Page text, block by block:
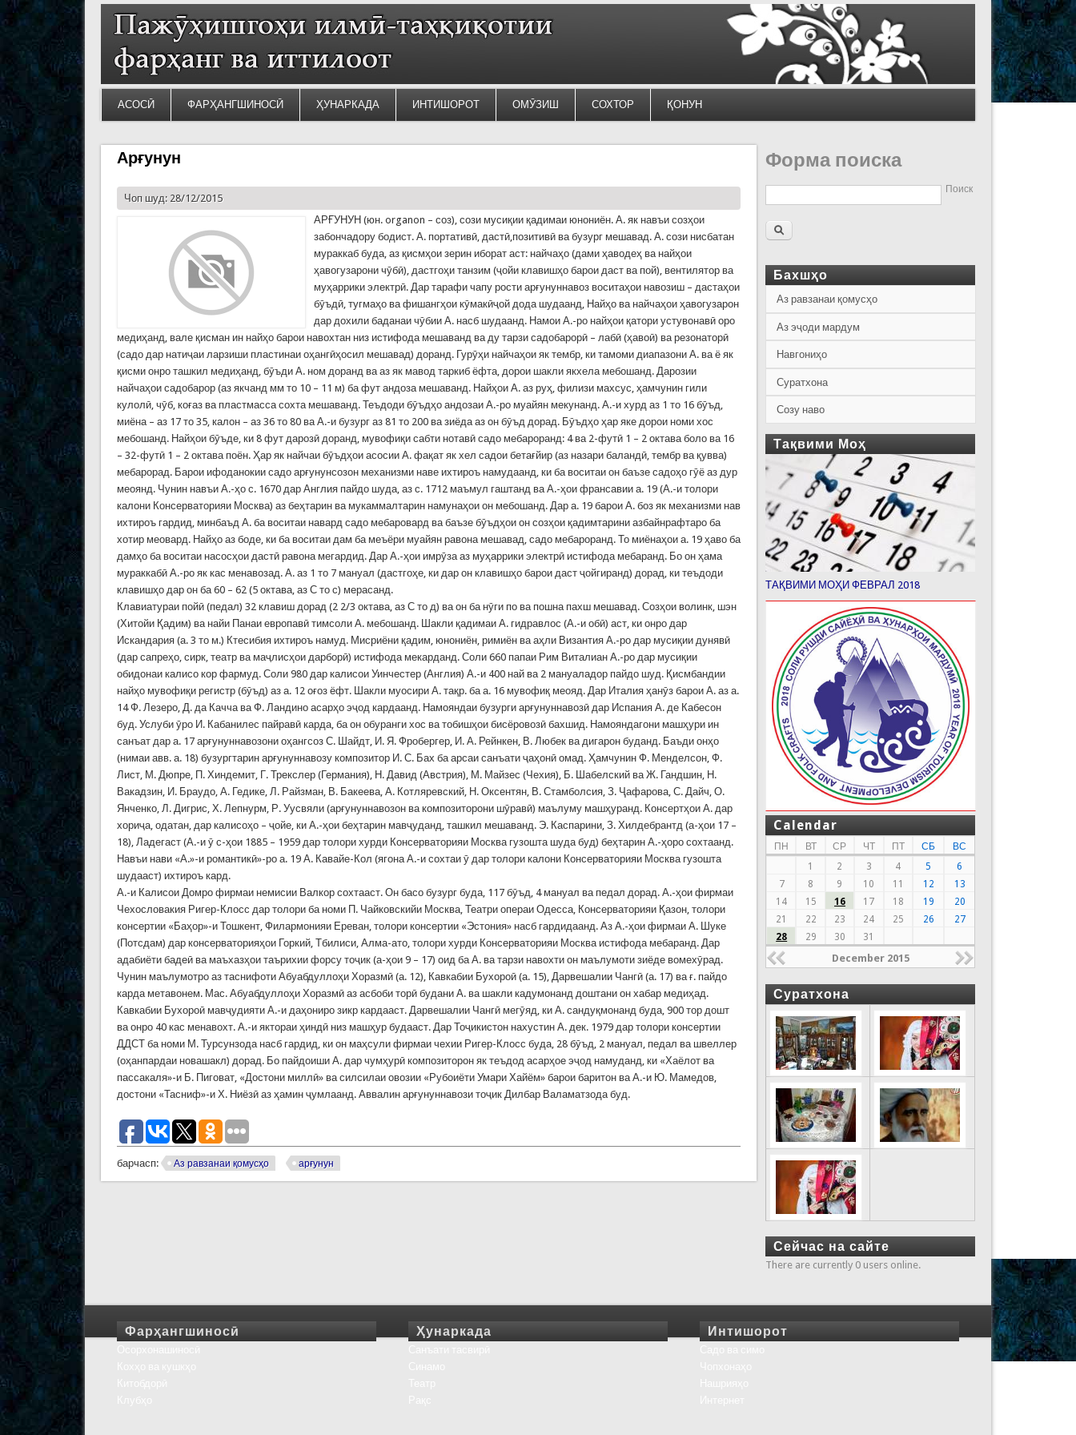
АСОСӢ ФАРҲАНГШИНОСӢ ҲУНАРКАДА ИНТИШОРОТ ОМӮЗИШ СОХТОР ҚОНУН
Арғунун
Чоп шуд: 28/12/2015
АРҒУНУН (юн. organon – соз), сози мусиқии қадимаи юнониён. А. як навъи созҳои
забончадору бодист. А. портативӣ, дастӣ,позитивӣ ва бузург мешавад. А. сози нисбатан
мураккаб буда, аз қисмҳои зерин иборат аст: найчаҳо (дами ҳаводеҳ ва найҳои
ҳавогузарони чӯбӣ), дастгоҳи танзим (ҷойи клавишҳо барои даст ва пой), вентилятор ва
муҳаррики электрӣ. Дар тарафи чапу рости арғунуннавоз воситаҳои навозиш – дастаҳои
бӯъдӣ, тугмаҳо ва фишангҳои кӯмакӣҷой дода шудаанд, Найҳо ва найчаҳои ҳавогузарон
дар дохили баданаи чӯбии А. насб шудаанд. Намои А.-ро найҳои қатори устувонавӣ оро
медиҳанд, вале қисман ин найҳо барои навохтан низ истифода мешаванд ва ду тарзи садобарорӣ – лабӣ (ҳавоӣ) ва резонаторӣ
(садо дар натиҷаи ларзиши пластинаи оҳангӣҳосил мешавад) доранд. Гурӯҳи найчаҳои як тембр, ки тамоми диапазони А. ва ё як
қисми онро ташкил медиҳанд, бӯъди А. ном доранд ва аз як мавод таркиб ёфта, дорои шакли якхела мебошанд. Дарозии
найчаҳои садобарор (аз якчанд мм то 10 – 11 м) ба фут андоза мешаванд. Найҳои А. аз руҳ, филизи махсус, ҳамчунин гили
кулолӣ, чӯб, коғаз ва пластмасса сохта мешаванд. Теъдоди бӯъдҳо андозаи А.-ро муайян мекунанд. А.-и хурд аз 1 то 16 бӯъд,
миёна – аз 17 то 35, калон – аз 36 то 80 ва А.-и бузург аз 81 то 200 ва зиёда аз он бӯъд дорад. Бӯъдҳо ҳар яке дорои номи хос
мебошанд. Найҳои бӯъде, ки 8 фут дарозӣ доранд, мувофиқи сабти нотавӣ садо мебароранд: 4 ва 2-футӣ 1 – 2 октава боло ва 16
– 32-футӣ 1 – 2 октава поён. Ҳар як найчаи бӯъдҳои асосии А. фақат як хел садои бетағйир (аз назари баландӣ, тембр ва қувва)
мебарорад. Барои ифоданокии садо арғунунсозон механизми наве ихтироъ намудаанд, ки ба воситаи он баъзе садоҳо гӯё аз дур
меоянд. Чунин навъи А.-ҳо с. 1670 дар Англия пайдо шуда, аз с. 1712 маъмул гаштанд ва А.-ҳои франсавии а. 19 (А.-и толори
калони Консерваторияи Москва) аз беҳтарин ва мукаммалтарин намунаҳои он мебошанд. Дар а. 19 барои А. боз як механизми нав
ихтироъ гардид, минбаъд А. ба воситаи навард садо мебаровард ва баъзе бӯъдҳои он созҳои қадимтарини азбайнрафтаро ба
хотир меовард. Найҳо аз боде, ки ба воситаи дам ба меъёри муайян равона мешавад, садо мебароранд. То миёнаҳои а. 19 ҳаво ба
дамҳо ба воситаи насосҳои дастӣ равона мегардид. Дар А.-ҳои имрӯза аз муҳаррики электрӣ истифода мебаранд. Бо он ҳама
мураккабӣ А.-ро як кас менавозад. А. аз 1 то 7 мануал (дастгоҳе, ки дар он клавишҳо барои даст ҷойгиранд) дорад, ки теъдоди
клавишҳо дар он ба 60 – 62 (5 октава, аз С то с) мерасанд.
Клавиатураи пойӣ (педал) 32 клавиш дорад (2 2/3 октава, аз С то д) ва он ба нӯги по ва пошна пахш мешавад. Созҳои волинк, шэн
(Хитойи Қадим) ва найи Панаи европавӣ тимсоли А. мебошанд. Шакли қадимаи А. гидравлос (А.-и обӣ) аст, ки онро дар
Искандария (а. 3 то м.) Ктесибия ихтироъ намуд. Мисриёни қадим, юнониён, римиён ва аҳли Византия А.-ро дар мусиқии дунявӣ
(дар сапреҳо, сирк, театр ва маҷлисҳои дарборӣ) истифода мекарданд. Соли 660 папаи Рим Виталиан А.-ро дар мусиқии
обидонаи калисо кор фармуд. Соли 980 дар калисои Уинчестер (Англия) А.-и 400 най ва 2 мануаладор пайдо шуд. Қисмбандии
найҳо мувофиқи регистр (бӯъд) аз а. 12 оғоз ёфт. Шакли муосири А. тақр. ба а. 16 мувофиқ меояд. Дар Италия ҳанӯз барои А. аз а.
14 Ф. Лезеро, Д. да Качча ва Ф. Ландино асарҳо эҷод кардаанд. Намояндаи бузурги арғунуннавозӣ дар Испания А. де Кабесон
буд. Услуби ӯро И. Кабанилес пайравӣ карда, ба он обуранги хос ва тобишҳои бисёровозӣ бахшид. Намояндагони машҳури ин
санъат дар а. 17 арғунуннавозони оҳангсоз С. Шайдт, И. Я. Фробергер, И. А. Рейнкен, В. Любек ва дигарон буданд. Баъди онҳо
(нимаи авв. а. 18) бузургтарин арғунуннавозу композитор И. С. Бах ба арсаи санъати ҷаҳонӣ омад. Ҳамчунин Ф. Менделсон, Ф.
Лист, М. Дюпре, П. Хиндемит, Г. Трекслер (Германия), Н. Давид (Австрия), М. Майзес (Чехия), Б. Шабелский ва Ж. Гандшин, Н.
Вакадзин, И. Браудо, А. Гедике, Л. Райзман, В. Бакеева, А. Котляревский, Н. Оксентян, В. Стамболсия, З. Ҷафарова, С. Дайч, О.
Янченко, Л. Дигрис, Х. Лепнурм, Р. Уусвяли (арғунуннавозон ва композиторони шӯравӣ) маълуму машҳуранд. Консертҳои А. дар
хориҷа, одатан, дар калисоҳо – ҷойе, ки А.-ҳои беҳтарин мавҷуданд, ташкил мешаванд. Э. Каспарини, З. Хилдебрантд (а-ҳои 17 –
18), Ладегаст (А.-и ӯ с-ҳои 1885 – 1959 дар толори хурди Консерваторияи Москва гузошта шуда буд) беҳтарин А.-ҳоро сохтаанд.
Навъи нави «А.»-и романтикӣ»-ро а. 19 А. Кавайе-Кол (ягона А.-и сохтаи ӯ дар толори калони Консерваторияи Москва гузошта
шудааст) ихтироъ кард.
А.-и Калисои Домро фирмаи немисии Валкор сохтааст. Он басо бузург буда, 117 бӯъд, 4 мануал ва педал дорад. А.-ҳои фирмаи
Чехословакия Ригер-Клосс дар толори ба номи П. Чайковскийи Москва, Театри операи Одесса, Консерваторияи Қазон, толори
консертии «Баҳор»-и Тошкент, Филармонияи Ереван, толори консертии «Эстония» насб гардидаанд. Аз А.-ҳои фирмаи А. Шуке
(Потсдам) дар консерваторияҳои Горкий, Тбилиси, Алма-ато, толори хурди Консерваторияи Москва истифода мебаранд. Дар
адабиёти бадеӣ ва маъхазҳои таърихии форсу тоҷик (а-ҳои 9 – 17) оид ба А. ва тарзи навохти он маълумоти зиёде вомехӯрад.
Чунин маълумотро аз таснифоти Абуабдуллоҳи Хоразмӣ (а. 12), Кавкабии Бухороӣ (а. 15), Дарвешалии Чангӣ (а. 17) ва ғ. пайдо
карда метавонем. Мас. Абуабдуллоҳи Хоразмӣ аз асбоби торӣ будани А. ва шакли кадумонанд доштани он хабар медиҳад.
Кавкабии Бухороӣ мавҷудияти А.-и даҳониро зикр кардааст. Дарвешалии Чангӣ мегӯяд, ки А. сандуқмонанд буда, 900 тор дошт
ва онро 40 кас менавохт. А.-и яктораи ҳиндӣ низ машҳур будааст. Дар Тоҷикистон нахустин А. дек. 1979 дар толори консертии
ДДСТ ба номи М. Турсунзода насб гардид, ки он маҳсули фирмаи чехии Ригер-Клосс буда, 28 бӯъд, 2 мануал, педал ва швеллер
(оҳанпардаи новашакл) дорад. Бо пайдоиши А. дар чумҳурӣ композиторон як теъдод асарҳое эҷод намуданд, ки «Хаёлот ва
пассакаля»-и Б. Пиговат, «Достони миллӣ» ва силсилаи овозии «Рубоиёти Умари Хайём» барои баритон ва А.-и Ю. Мамедов,
достони «Тасниф»-и Х. Ниёзӣ аз ҳамин ҷумлаанд. Аввалин арғунуннавози тоҷик Дилбар Валаматзода буд.
барчасп: Аз равзанаи қомусҳо арғунун
Форма поиска
Поиск
Бахшҳо
Аз равзанаи қомусҳо
Аз эҷоди мардум
Навгониҳо
Суратхона
Созу наво
Тақвими Моҳ
ТАҚВИМИ МОҲИ ФЕВРАЛ 2018
Calendar
ПН ВТ СР ЧТ ПТ СБ
ВС
1
2 3 4 5
6
7
8 9 10 11 12
13
14
15 16 17 18 19
20
21
22 23 24 25 26
27
28
29 30 31
December 2015
Суратхона
Сейчас на сайте
There are currently 0 users online.
Фарҳангшиносӣ Ҳунаркада Интишорот